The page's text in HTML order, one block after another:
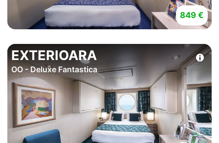
849 €
EXTERIOARA
OO - Deluxe Fantastica